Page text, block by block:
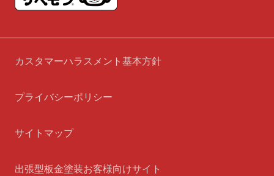
カスタマーハラスメント基本方針
プライバシーポリシー
サイトマップ
出張型板金塗装お客様向けサイト